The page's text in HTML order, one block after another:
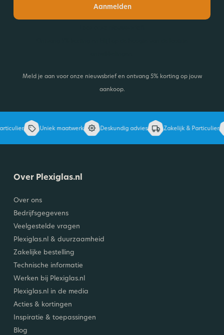
Aanmelden
Meld je aan voor onze nieuwsbrief en ontvang 5% korting op jouw
aankoop.
Uniek maatwerk Deskundig advies Zakelijk & Particulier
Over Plexiglas.nl
Over ons
Bedrijfsgegevens
Veelgestelde vragen
Plexiglas.nl & duurzaamheid
Zakelijke bestelling
Technische informatie
Werken bij Plexiglas.nl
Plexiglas.nl in de media
Acties & kortingen
Inspiratie & toepassingen
Blog